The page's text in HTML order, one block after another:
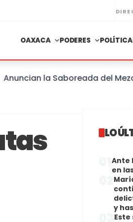
OAXACA PODERES POLÍTICA
la Saboreada del Mezcal
LO
Ante
en
y